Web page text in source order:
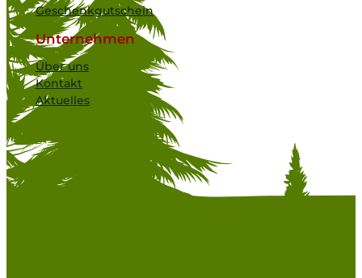
Geschenkgutschein
Unternehmen
Über uns
Kontakt
Aktuelles